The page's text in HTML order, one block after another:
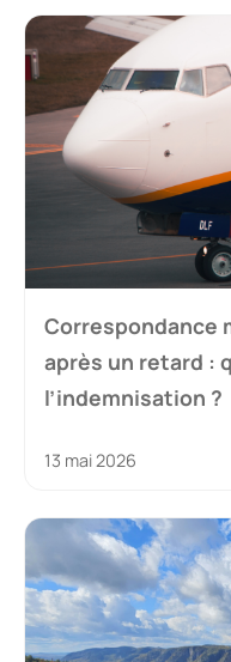
Correspondance
après un retard :
l’indemnisation ?
13 mai 2026